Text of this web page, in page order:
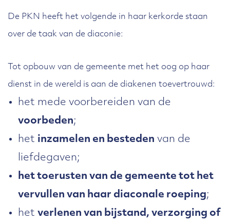
ook binnen de kerk kan het niet zo
zijn dat alleen de diakenen druk zijn
hen overlaten. De diakenen zullen
regelmatig een beroep doen op alle
gemeenteleden om bij te dragen
aan het hulpbetoon in de gemeente.
Zij kunnen immers alleen financieel
bijstand verlenen als de diaconale
kas steeds weer door de hele
De PKN heeft het volgende in haar kerkorde staan
over de taak van de diaconie:
Tot opbouw van de gemeente met het oog op haar
dienst in de wereld is aan de diakenen toevertrouwd:
het mede voorbereiden van de
voorbeden;
het inzamelen en besteden van de
liefdegaven;
het toerusten van de gemeente tot het
vervullen van haar diaconale roeping;
het verlenen van bijstand, verzorging of